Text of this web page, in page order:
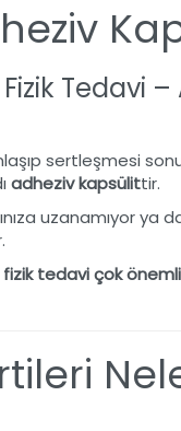
Fizik Tedavi
sertleşmesi
adheziv kapsülittir.
uzanamıyor ya
fizik tedavi çok